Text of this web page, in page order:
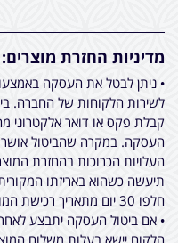
מדיניות החזרת מוצרים:
• ניתן לבטל את העסקה
לשירות הלקוחות של החברה.
קבלת פקס או דואר
העסקה. במקרה שהביטול
העלויות הכרוכות בהחזרת
תיעשה כשהוא באריזתו
חלפו 30 יום מתאריך רכישת המוצר.
• אם ביטול העסקה יתבצע